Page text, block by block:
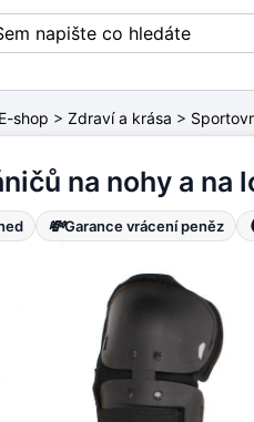
E-shop >Zdraví a krása >
na nohy a na
💸Garance vrácení peněz